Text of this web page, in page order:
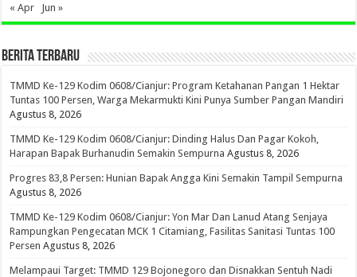
« Apr
Jun »
BERITA TERBARU
TMMD Ke-129 Kodim 0608/Cianjur: Program Ketahanan Pangan 1 Hektar
Tuntas 100 Persen, Warga Mekarmukti Kini Punya Sumber Pangan Mandiri
Agustus 8, 2026
TMMD Ke-129 Kodim 0608/Cianjur: Dinding Halus Dan Pagar Kokoh,
Harapan Bapak Burhanudin Semakin Sempurna Agustus 8, 2026
Progres 83,8 Persen: Hunian Bapak Angga Kini Semakin Tampil Sempurna
Agustus 8, 2026
TMMD Ke-129 Kodim 0608/Cianjur: Yon Mar Dan Lanud Atang Senjaya
Rampungkan Pengecatan MCK 1 Citamiang, Fasilitas Sanitasi Tuntas 100
Persen Agustus 8, 2026
Melampaui Target: TMMD 129 Bojonegoro dan Disnakkan Sentuh Nadi